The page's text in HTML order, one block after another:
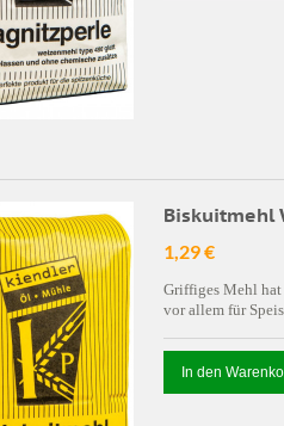
Biskuitmehl
1,29 €
Griffiges Mehl
vor allem für
In den